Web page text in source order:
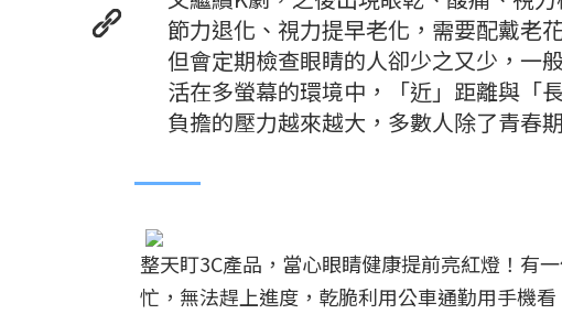
節力退化、視力提早老化，需要配戴老
但會定期檢查眼睛的人卻少之又少，一
活在多螢幕的環境中，「近」距離與「
負擔的壓力越來越大，多數人除了青春
整天盯3C產品，當心眼睛健康提前亮紅燈！有
忙，無法趕上進度，乾脆利用公車通勤用手機